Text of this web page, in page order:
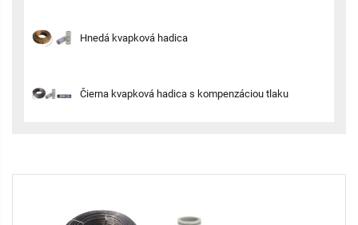
Hnedá kvapková hadica
Čierna kvapková hadica s kompenzáciou tlaku